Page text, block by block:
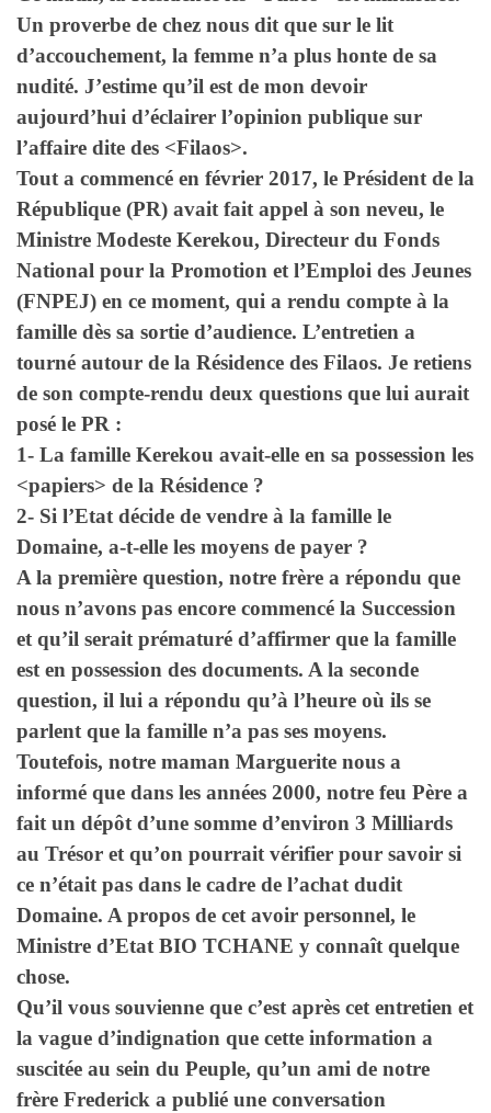
Un proverbe de chez nous dit que sur le lit
d’accouchement, la femme n’a plus honte de sa
nudité. J’estime qu’il est de mon devoir
aujourd’hui d’éclairer l’opinion publique sur
l’affaire dite des <Filaos>.
Tout a commencé en février 2017, le Président de la
République (PR) avait fait appel à son neveu, le
Ministre Modeste Kerekou, Directeur du Fonds
National pour la Promotion et l’Emploi des Jeunes
(FNPEJ) en ce moment, qui a rendu compte à la
famille dès sa sortie d’audience. L’entretien a
tourné autour de la Résidence des Filaos. Je retiens
de son compte-rendu deux questions que lui aurait
posé le PR :
1- La famille Kerekou avait-elle en sa possession les
<papiers> de la Résidence ?
2- Si l’Etat décide de vendre à la famille le
Domaine, a-t-elle les moyens de payer ?
A la première question, notre frère a répondu que
nous n’avons pas encore commencé la Succession
et qu’il serait prématuré d’affirmer que la famille
est en possession des documents. A la seconde
question, il lui a répondu qu’à l’heure où ils se
parlent que la famille n’a pas ses moyens.
Toutefois, notre maman Marguerite nous a
informé que dans les années 2000, notre feu Père a
fait un dépôt d’une somme d’environ 3 Milliards
au Trésor et qu’on pourrait vérifier pour savoir si
ce n’était pas dans le cadre de l’achat dudit
Domaine. A propos de cet avoir personnel, le
Ministre d’Etat BIO TCHANE y connaît quelque
chose.
Qu’il vous souvienne que c’est après cet entretien et
la vague d’indignation que cette information a
suscitée au sein du Peuple, qu’un ami de notre
frère Frederick a publié une conversation